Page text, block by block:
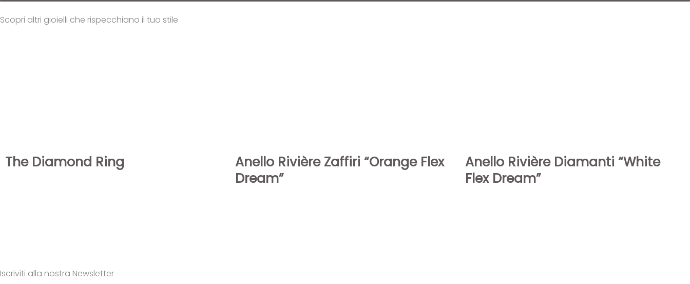
Scopri altri gioielli che rispecchiano il tuo stile
The Diamond Ring
Anello Rivière Zaffiri “Orange Flex
Dream”
Anello Rivière Diamanti “White
Flex Dream”
Iscriviti alla nostra Newsletter